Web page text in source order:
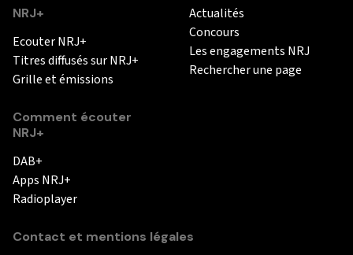
NRJ+
Ecouter NRJ+
Titres diffusés sur NRJ+
Grille et émissions
Comment écouter
NRJ+
DAB+
Apps NRJ+
Radioplayer
Actualités
Concours
Les engagements NRJ
Rechercher une page
Contact et mentions légales